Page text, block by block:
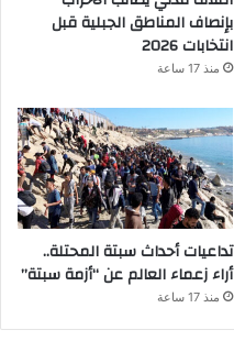
بإنصاف المناطق الجبلية قبل
انتخابات 2026
منذ 17 ساعة
تداعيات أحداث سبتة المحتلة..
أراء زعماء العالم عن “أزمة سبتة”
منذ 17 ساعة